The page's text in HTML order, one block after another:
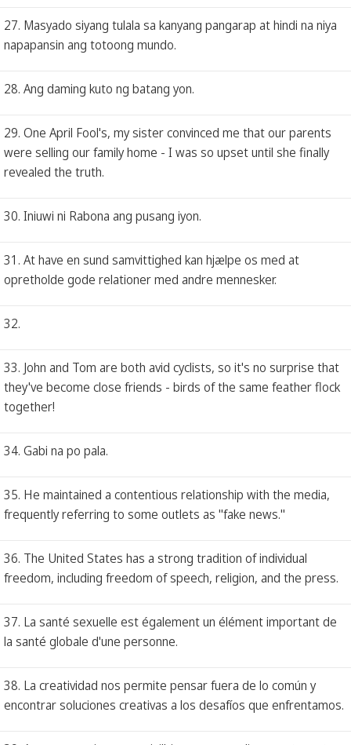
27. Masyado siyang tulala sa kanyang pangarap at hindi na niya
napapansin ang totoong mundo.
28. Ang daming kuto ng batang yon.
29. One April Fool's, my sister convinced me that our parents
were selling our family home - I was so upset until she finally
revealed the truth.
30. Iniuwi ni Rabona ang pusang iyon.
31. At have en sund samvittighed kan hjælpe os med at
opretholde gode relationer med andre mennesker.
32.
33. John and Tom are both avid cyclists, so it's no surprise that
they've become close friends - birds of the same feather flock
together!
34. Gabi na po pala.
35. He maintained a contentious relationship with the media,
frequently referring to some outlets as "fake news."
36. The United States has a strong tradition of individual
freedom, including freedom of speech, religion, and the press.
37. La santé sexuelle est également un élément important de
la santé globale d'une personne.
38. La creatividad nos permite pensar fuera de lo común y
encontrar soluciones creativas a los desafíos que enfrentamos.